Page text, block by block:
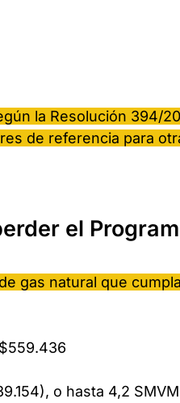
la Resolución 394/
de referencia para
el
gas natural que
o hasta 4,2 SMVM